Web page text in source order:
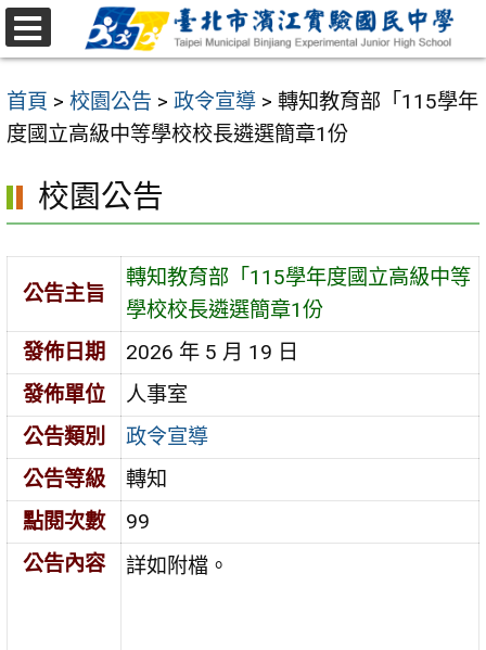
跳
至
要
內
區
首頁 > 校園公告 > 政令宣導 > 轉知教育部「115學年
度國立高級中等學校校長遴選簡章1份
校園公告
公告主旨
轉知教育部「115學年度國立高級中等
學校校長遴選簡章1份
發佈日期
2026 年 5 月 19 日
發佈單位
人事室
公告類別
政令宣導
公告等級
轉知
點閱次數
99
公告內容
詳如附檔。
選
單